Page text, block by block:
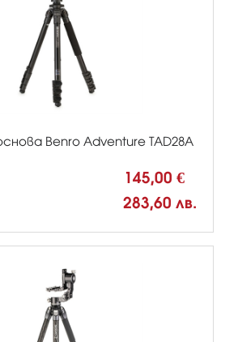
Benro Adventure TAD28A
145,00 €
283,60 лв.